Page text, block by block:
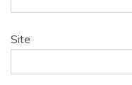
Site